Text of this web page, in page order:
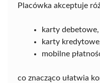
Placówka akceptuje
karty debetowe,
karty
mobilne
co znacząco ułatwia